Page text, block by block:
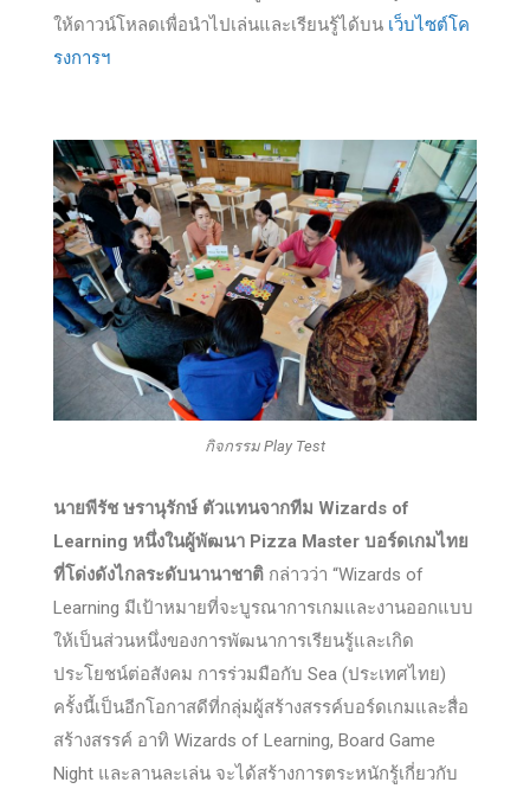
ให้ดาวน์โหลดเพื่อนำไปเล่นและเรียนรู้ได้บน เว็บไซต์โค
รงการฯ
กิจกรรม Play Test
นายพีรัช ษรานุรักษ์ ตัวแทนจากทีม Wizards of
Learning หนึ่งในผู้พัฒนา Pizza Master บอร์ดเกมไทย
ที่โด่งดังไกลระดับนานาชาติ กล่าวว่า “Wizards of
Learning มีเป้าหมายที่จะบูรณาการเกมและงานออกแบบ
ให้เป็นส่วนหนึ่งของการพัฒนาการเรียนรู้และเกิด
ประโยชน์ต่อสังคม การร่วมมือกับ Sea (ประเทศไทย)
ครั้งนี้เป็นอีกโอกาสดีที่กลุ่มผู้สร้างสรรค์บอร์ดเกมและสื่อ
สร้างสรรค์ อาทิ Wizards of Learning, Board Game
Night และลานละเล่น จะได้สร้างการตระหนักรู้เกี่ยวกับ